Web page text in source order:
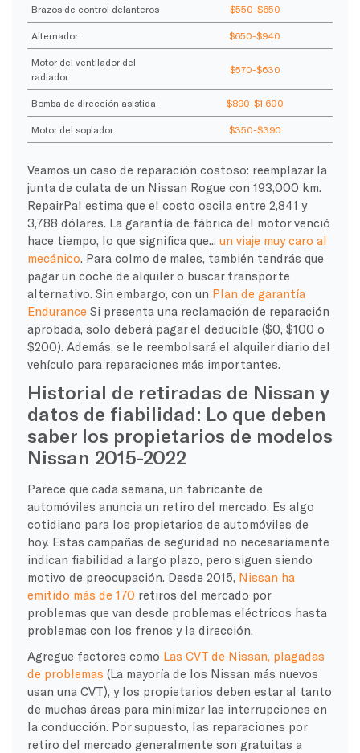
Brazos de control delanteros $550-$650
Alternador $650-$940
Motor del ventilador del
radiador
$570-$630
Bomba de dirección asistida $890-$1,600
Motor del soplador $350-$390
Veamos un caso de reparación costoso: reemplazar la
junta de culata de un Nissan Rogue con 193,000 km.
RepairPal estima que el costo oscila entre 2,841 y
3,788 dólares. La garantía de fábrica del motor venció
hace tiempo, lo que significa que... un viaje muy caro al
mecánico. Para colmo de males, también tendrás que
pagar un coche de alquiler o buscar transporte
alternativo. Sin embargo, con un Plan de garantía
Endurance Si presenta una reclamación de reparación
aprobada, solo deberá pagar el deducible ($0, $100 o
$200). Además, se le reembolsará el alquiler diario del
vehículo para reparaciones más importantes.
Historial de retiradas de Nissan y
datos de fiabilidad: Lo que deben
saber los propietarios de modelos
Nissan 2015-2022
Parece que cada semana, un fabricante de
automóviles anuncia un retiro del mercado. Es algo
cotidiano para los propietarios de automóviles de
hoy. Estas campañas de seguridad no necesariamente
indican fiabilidad a largo plazo, pero siguen siendo
motivo de preocupación. Desde 2015, Nissan ha
emitido más de 170 retiros del mercado por
problemas que van desde problemas eléctricos hasta
problemas con los frenos y la dirección.
Agregue factores como Las CVT de Nissan, plagadas
de problemas (La mayoría de los Nissan más nuevos
usan una CVT), y los propietarios deben estar al tanto
de muchas áreas para minimizar las interrupciones en
la conducción. Por supuesto, las reparaciones por
retiro del mercado generalmente son gratuitas a